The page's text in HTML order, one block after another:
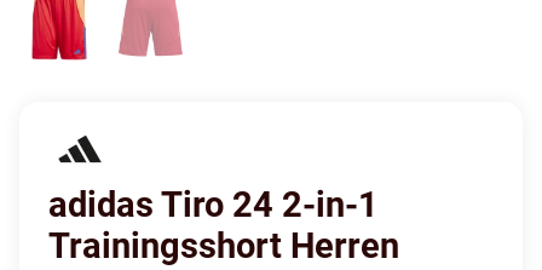
adidas Tiro 24 2-in-1
Trainingsshort Herren